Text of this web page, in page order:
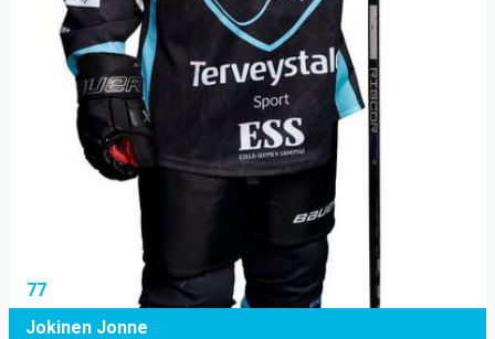
77
Jokinen Jonne